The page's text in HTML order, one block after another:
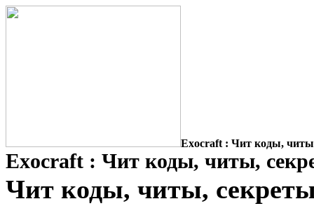
Exocraft : Чит коды,
Exocraft : Чит коды, читы,
Чит коды, читы,